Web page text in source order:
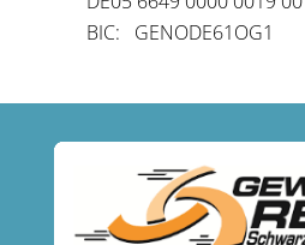
BIC: GENODE61OG1